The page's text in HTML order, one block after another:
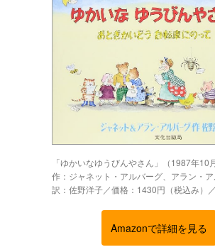
「ゆかいなゆうびんやさん」（1987年10
作：ジャネット・アルバーグ、アラン・ア
訳：佐野洋子／価格：1430円（税込み）
Amazonで詳細を見る